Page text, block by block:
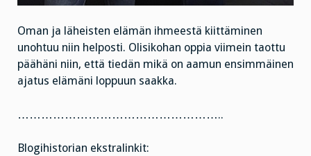
Oman ja läheisten elämän ihmeestä kiittäminen
unohtuu niin helposti. Olisikohan oppia viimein taottu
päähäni niin, että tiedän mikä on aamun ensimmäinen
ajatus elämäni loppuun saakka.
……………………………………………..
Blogihistorian ekstralinkit: